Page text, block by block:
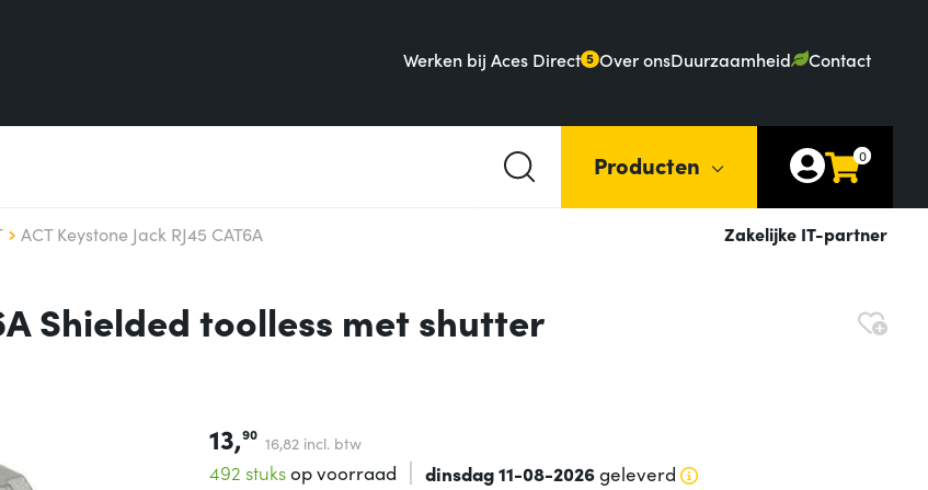
Werken bij Aces Direct 5 Over onsDuurzaamheid Contact
Producten 0
ACT Keystone Jack RJ45 CAT6A Zakelijke IT-partner
Shielded toolless met shutter
13,90 16,82 incl. btw
492 stuksop voorraad dinsdag 11-08-2026geleverd